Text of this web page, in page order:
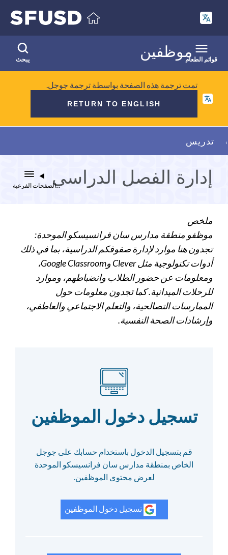
المحتوى
الرئيسي
موظفينقوائم الطعام يبحث
تمت ترجمة هذه الصفحة بواسطة ترجمة جوجل.
RETURN TO ENGLISH
الخبز
تدريس
إدارة الفصل الدراسيالصفحات الفرعية
ملخص
موظفو منطقة مدارس سان فرانسيسكو الموحدة:
تجدون هنا موارد لإدارة صفوفكم الدراسية، بما في ذلك
أدوات تكنولوجية مثل Clever وGoogle Classroom،
ومعلومات عن حضور الطلاب وانضباطهم، وموارد
للرحلات الميدانية. كما تجدون معلومات حول
الممارسات التصالحية، والتعلم الاجتماعي والعاطفي،
وإرشادات الصحة النفسية.
تسجيل دخول الموظفين
قم بتسجيل الدخول باستخدام حسابك على جوجل
الخاص بمنطقة مدارس سان فرانسيسكو الموحدة
لعرض محتوى الموظفين.
تسجيل دخول الموظفين